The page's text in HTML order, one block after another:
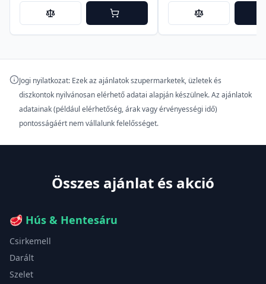
Jogi nyilatkozat: Ezek az ajánlatok szupermarketek, üzletek és
diszkontok nyilvánosan elérhető adatai alapján készülnek. Az ajánlatok
adatainak (például elérhetőség, árak vagy érvényességi idő)
pontosságáért nem vállalunk felelősséget.
Összes ajánlat és akció
🥩 Hús & Hentesáru
Csirkemell
Darált
Szelet